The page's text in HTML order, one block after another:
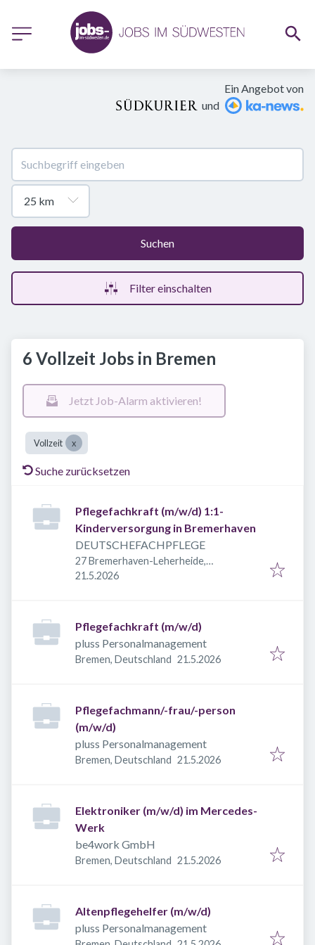
Ein Angebot von
und
Suchen
Filter einschalten
6 Vollzeit Jobs in Bremen
Jetzt Job-Alarm aktivieren!
Vollzeit
Suche zurücksetzen
Pflegefachkraft (m/w/d) 1:1-
Kinderversorgung in Bremerhaven
DEUTSCHEFACHPFLEGE
27 Bremerhaven-Leherheide,
Deutschland
Veröffentlicht
21.5.2026
Pflegefachkraft (m/w/d)
pluss Personalmanagement
Bremen, Deutschland Veröffentlicht
21.5.2026
Pflegefachmann/-frau/-person
(m/w/d)
pluss Personalmanagement
Bremen, Deutschland Veröffentlicht
21.5.2026
Elektroniker (m/w/d) im Mercedes-
Werk
be4work GmbH
Bremen, Deutschland Veröffentlicht
21.5.2026
Altenpflegehelfer (m/w/d)
pluss Personalmanagement